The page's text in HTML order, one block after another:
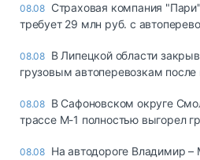
08.08 Страховая компания
требует 29 млн руб. с
08.08 В Липецкой области
грузовым автоперевозкам после
08.08 В Сафоновском округе
трассе М-1 полностью выгорел
08.08 На автодороге Владимир